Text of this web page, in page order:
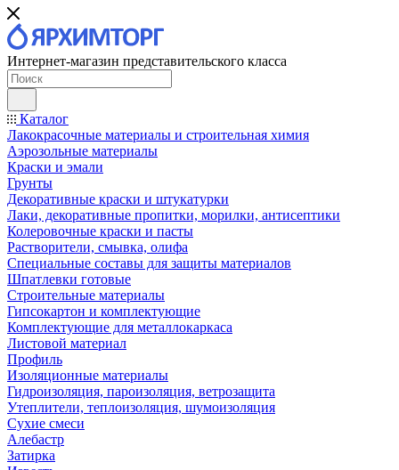
Интернет-магазин представительского класса
Каталог
Лакокрасочные материалы и строительная химия
Аэрозольные материалы
Краски и эмали
Грунты
Декоративные краски и штукатурки
Лаки, декоративные пропитки, морилки, антисептики
Колеровочные краски и пасты
Растворители, смывка, олифа
Специальные составы для защиты материалов
Шпатлевки готовые
Строительные материалы
Гипсокартон и комплектующие
Комплектующие для металлокаркаса
Листовой материал
Профиль
Изоляционные материалы
Гидроизоляция, пароизоляция, ветрозащита
Утеплители, теплоизоляция, шумоизоляция
Сухие смеси
Алебастр
Затирка